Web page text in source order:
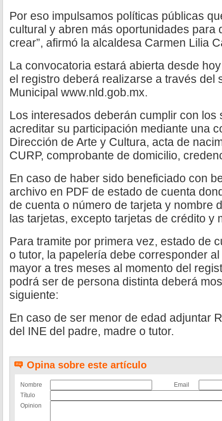
Por eso impulsamos políticas públicas
cultural y abren más oportunidades para
crear”, afirmó la alcaldesa Carmen Lilia
La convocatoria estará abierta desde
el registro deberá realizarse a través del
Municipal www.nld.gob.mx.
Los interesados deberán cumplir con los
acreditar su participación mediante una
Dirección de Arte y Cultura, acta de
CURP, comprobante de domicilio,
En caso de haber sido beneficiado con
archivo en PDF de estado de cuenta
de cuenta o número de tarjeta y nombre
las tarjetas, excepto tarjetas de crédito y
Para tramite por primera vez, estado de
o tutor, la papelería debe corresponder
mayor a tres meses al momento del
podrá ser de persona distinta deberá
siguiente:
En caso de ser menor de edad adjuntar
del INE del padre, madre o tutor.
Opina sobre este artículo
Nombre
Email
Título
Opinion